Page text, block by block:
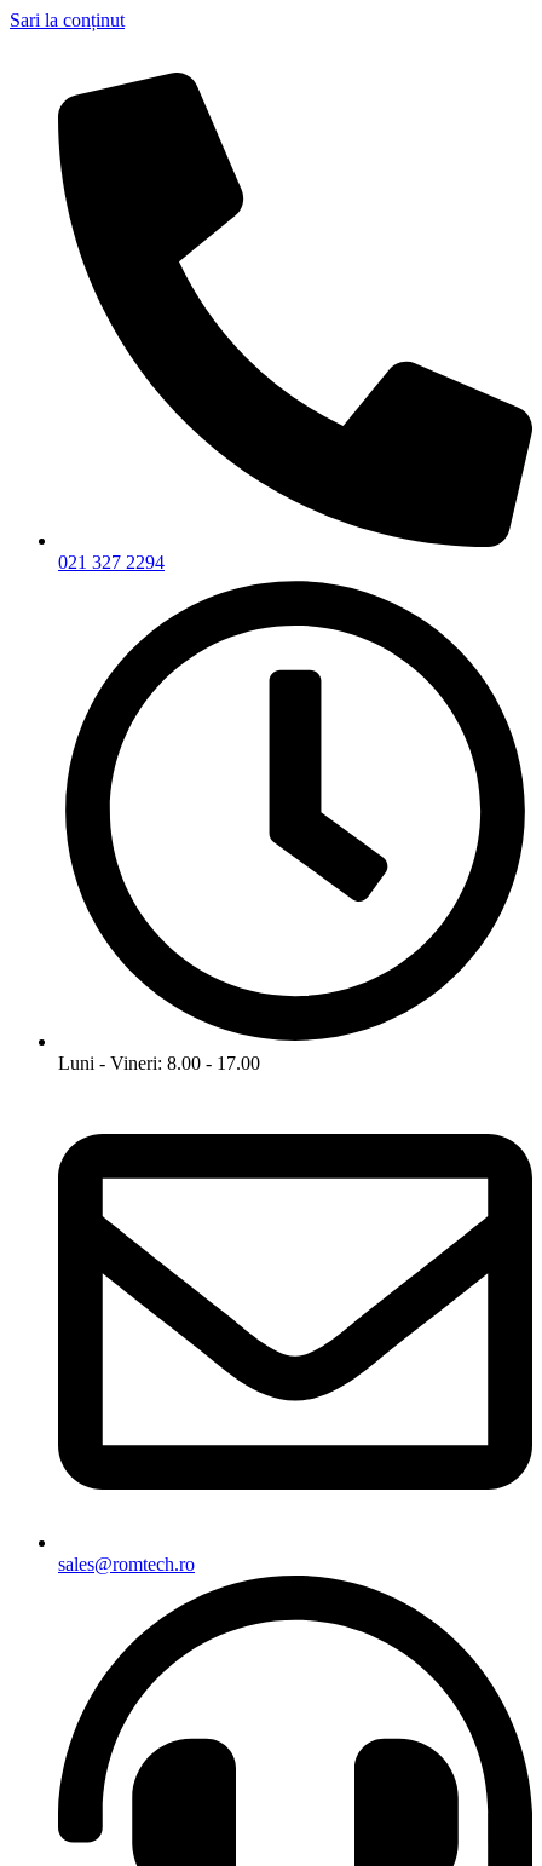
Sari la conținut
021 327 2294
Luni - Vineri: 8.00 - 17.00
sales@romtech.ro